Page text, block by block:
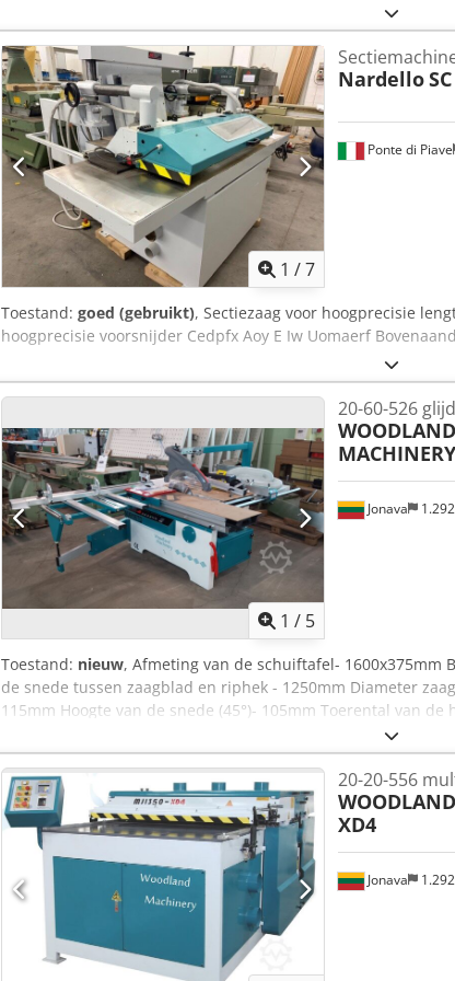
Bouwjaar 2007 Technische gegevens: Lengte aluminium
mm Kanteling zaagblad: 90-45° Maximale diameter
90° – 115 mm Zaaghoogte bij blad op 45° – 95 mm
mm, asgat 20 Voorritsmotor vermogen: 0,75 pk
Csdpfx Amsyt I D Neajrf Afkorthand op tafel: 1050 mm
Transportafmetingen: 1700 x 1700 x 1450 mm (h) Gewicht:
1 /7
Ponte di Piave
Nardello
Toestand: goed (gebruikt), Sectiezaag voor hoogprecisie
hoogprecisie voorsnijder Cedpfx Aoy E Iw Uomaerf
1 / 5
Jonava
20-60-526
WOODLAND
MACHINERY
Toestand: nieuw, Afmeting van de schuiftafel- 1600x375mm
de snede tussen zaagblad en riphek - 1250mm Diameter
115mm Hoogte van de snede (45°)- 105mm Toerental van
diameter - 30mm Kantelzaagblad - 0-45º Zaagt het optillen,
- 5,5 kW Diameter zaagblad - 120 mm Snelheid van het
- 20mm Scoremotor - 1,1 kW Codpfxefd Raas Amaerf
1800x1000x1200mm
Jonava
20-20-556
XD4